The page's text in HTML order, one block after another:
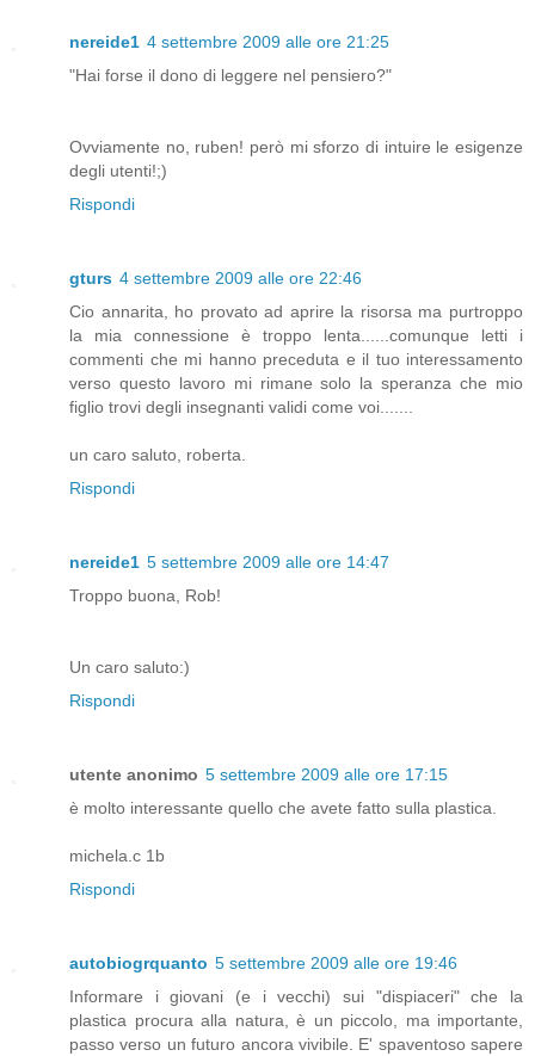
nereide1 4 settembre 2009 alle ore 21:25
"Hai forse il dono di leggere nel pensiero?"
Ovviamente no, ruben! però mi sforzo di intuire le esigenze
degli utenti!;)
Rispondi
gturs 4 settembre 2009 alle ore 22:46
Cio annarita, ho provato ad aprire la risorsa ma purtroppo
la mia connessione è troppo lenta......comunque letti i
commenti che mi hanno preceduta e il tuo interessamento
verso questo lavoro mi rimane solo la speranza che mio
figlio trovi degli insegnanti validi come voi.......
un caro saluto, roberta.
Rispondi
nereide1 5 settembre 2009 alle ore 14:47
Troppo buona, Rob!
Un caro saluto:)
Rispondi
utente anonimo 5 settembre 2009 alle ore 17:15
è molto interessante quello che avete fatto sulla plastica.
michela.c 1b
Rispondi
autobiogrquanto 5 settembre 2009 alle ore 19:46
Informare i giovani (e i vecchi) sui "dispiaceri" che la
plastica procura alla natura, è un piccolo, ma importante,
passo verso un futuro ancora vivibile. E' spaventoso sapere